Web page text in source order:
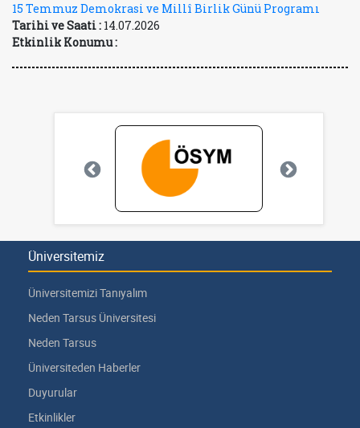
15 Temmuz Demokrasi ve Millî Birlik Günü Programı
Tarihi ve Saati : 14.07.2026
Etkinlik Konumu :
Üniversitemiz
Üniversitemizi Tanıyalım
Neden Tarsus Üniversitesi
Neden Tarsus
Üniversiteden Haberler
Duyurular
Etkinlikler